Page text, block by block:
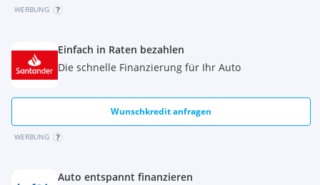
WERBUNG
Einfach in Raten bezahlen
Die schnelle Finanzierung für Ihr Auto
Wunschkredit anfragen
WERBUNG
Auto entspannt finanzieren